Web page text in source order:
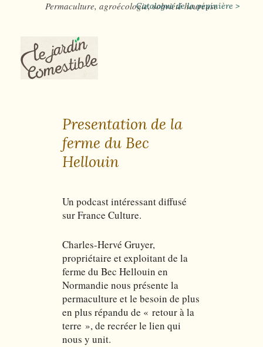
Permaculture, agroécologie, sobriété heureuse
Catalogue de la pépinière >
Presentation de la
ferme du Bec
Hellouin
Un podcast intéressant diffusé
sur France Culture.
Charles-Hervé Gruyer,
propriétaire et exploitant de la
ferme du Bec Hellouin en
Normandie nous présente la
permaculture et le besoin de plus
en plus répandu de « retour à la
terre », de recréer le lien qui
nous y unit.